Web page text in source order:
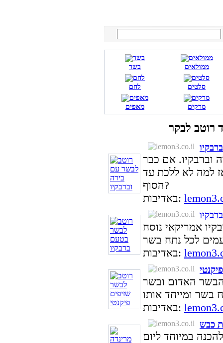
בשר ממולאים
לחם סלטים
מאפים מרקים
וברבקיו. אם כבר
למה לא ללכת עד
הסוף?
באדיבות:
אמריקאי נוסח
באדיבות:
הבשר האדום ובשר
באדיבות:
כבש
במיוחד ליום